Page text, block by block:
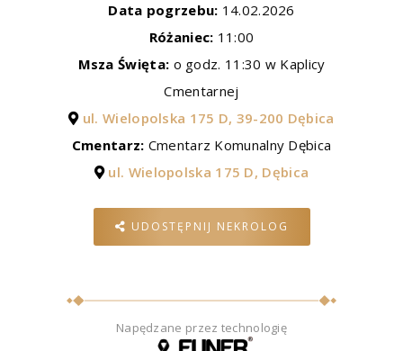
Data pogrzebu: 14.02.2026
Różaniec: 11:00
Msza Święta: o godz. 11:30 w Kaplicy
Cmentarnej
ul. Wielopolska 175 D, 39-200 Dębica
Cmentarz: Cmentarz Komunalny Dębica
ul. Wielopolska 175 D, Dębica
UDOSTĘPNIJ NEKROLOG
Napędzane przez technologię